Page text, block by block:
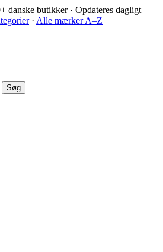
danske butikker · Opdateres dagligt
· Alle mærker A–Z
Søg